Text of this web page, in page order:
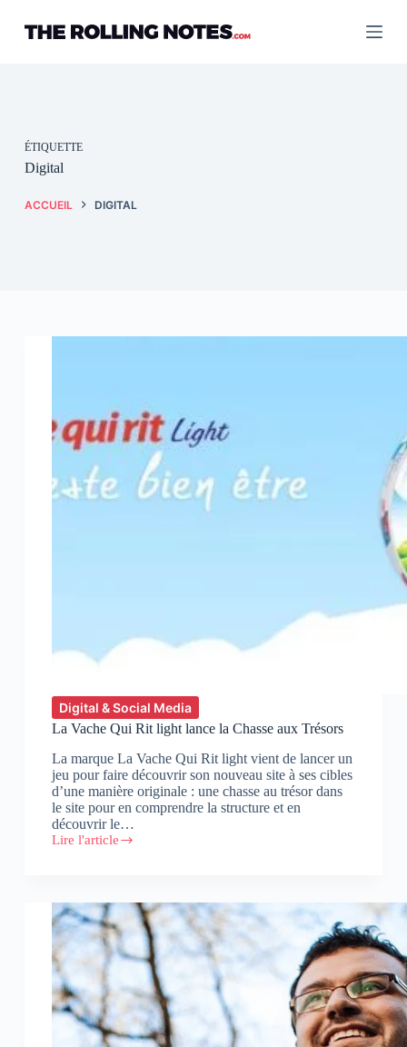
contenu
ÉTIQUETTE
Digital
ACCUEIL DIGITAL
Digital & Social Media
La Vache Qui Rit light lance la Chasse aux Trésors
La marque La Vache Qui Rit light vient de lancer un
jeu pour faire découvrir son nouveau site à ses cibles
d’une manière originale : une chasse au trésor dans
le site pour en comprendre la structure et en
découvrir le…
Lire l'article
La
light
lance
la
Chasse
aux
Trésors